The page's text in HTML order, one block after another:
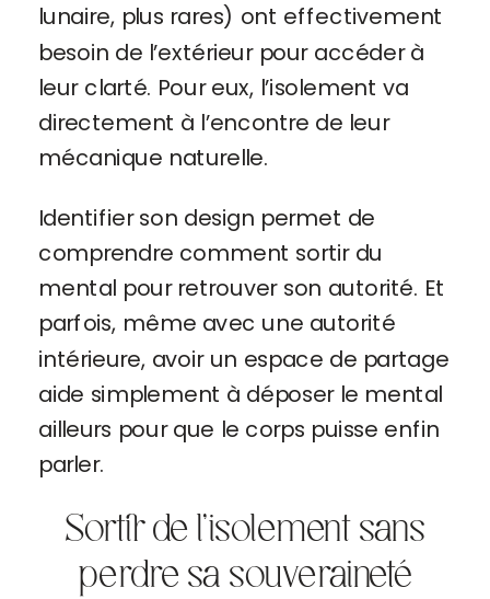
lunaire, plus rares) ont effectivement
besoin de l’extérieur pour accéder à
leur clarté. Pour eux, l’isolement va
directement à l’encontre de leur
mécanique naturelle.
Identifier son design permet de
comprendre comment sortir du
mental pour retrouver son autorité. Et
parfois, même avec une autorité
intérieure, avoir un espace de partage
aide simplement à déposer le mental
ailleurs pour que le corps puisse enfin
parler.
Sortir de l’isolement sans
perdre sa souveraineté